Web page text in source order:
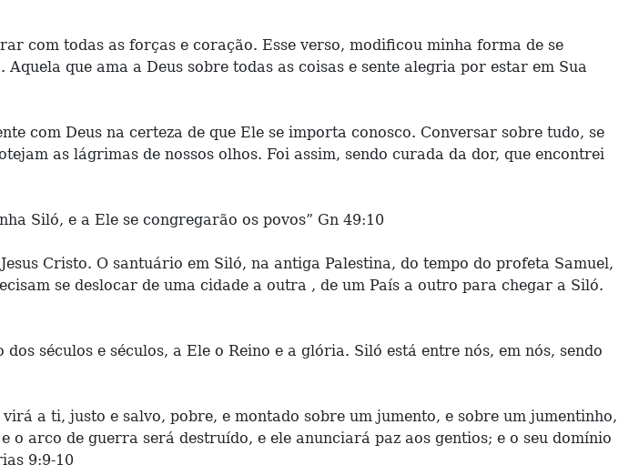
com todas as forças e coração. Esse verso, modificou minha forma de se
que ama a Deus sobre todas as coisas e sente alegria por estar em Sua
com Deus na certeza de que Ele se importa conosco. Conversar sobre tudo, se
as lágrimas de nossos olhos. Foi assim, sendo curada da dor, que encontrei
Siló, e a Ele se congregarão os povos” Gn 49:10
Cristo. O santuário em Siló, na antiga Palestina, do tempo do profeta Samuel,
se deslocar de uma cidade a outra , de um País a outro para chegar a Siló.
séculos e séculos, a Ele o Reino e a glória. Siló está entre nós, em nós, sendo
a ti, justo e salvo, pobre, e montado sobre um jumento, e sobre um jumentinho,
arco de guerra será destruído, e ele anunciará paz aos gentios; e o seu domínio
9:9-10